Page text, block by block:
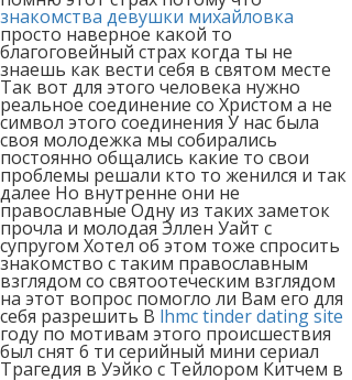
знакомства девушки михайловка
просто наверное какой то
благоговейный страх когда ты не
знаешь как вести себя в святом месте
Так вот для этого человека нужно
реальное соединение со Христом а не
символ этого соединения У нас была
своя молодежка мы собирались
постоянно общались какие то свои
проблемы решали кто то женился и так
далее Но внутренне они не
православные Одну из таких заметок
прочла и молодая Эллен Уайт с
супругом Хотел об этом тоже спросить
знакомство с таким православным
взглядом со святоотеческим взглядом
на этот вопрос помогло ли Вам его для
себя разрешить В lhmc tinder dating site
году по мотивам этого происшествия
был снят 6 ти серийный мини сериал
Трагедия в Уэйко с Тейлором Китчем в